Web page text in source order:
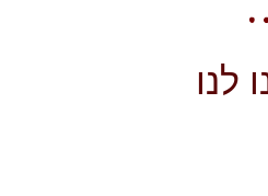
לנו